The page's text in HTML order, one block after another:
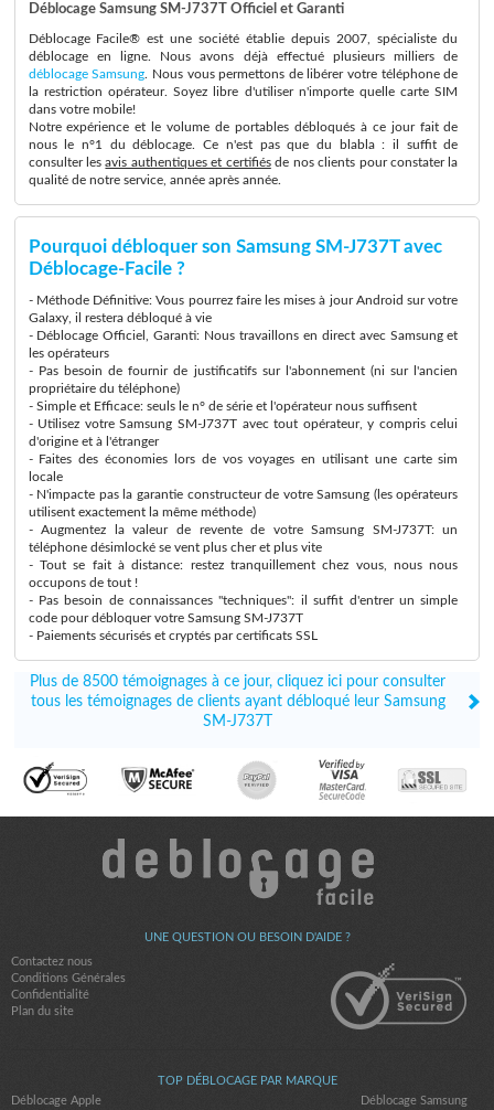
Déblocage Samsung SM-J737T Officiel et Garanti
Déblocage Facile® est une société établie depuis 2007, spécialiste du
déblocage en ligne. Nous avons déjà effectué plusieurs milliers de
déblocage Samsung . Nous vous permettons de libérer votre téléphone de
la restriction opérateur. Soyez libre d'utiliser n'importe quelle carte SIM
dans votre mobile!
Notre expérience et le volume de portables débloqués à ce jour fait de
nous le n°1 du déblocage. Ce n'est pas que du blabla : il suffit de
consulter lesavis authentiques et certifiésde nos clients pour constater la
qualité de notre service, année après année.
Pourquoi débloquer son Samsung SM-J737T avec
Déblocage-Facile ?
- Méthode Définitive: Vous pourrez faire les mises à jour Android sur votre
Galaxy, il restera débloqué à vie
- Déblocage Officiel, Garanti: Nous travaillons en direct avec Samsung et
les opérateurs
- Pas besoin de fournir de justificatifs sur l'abonnement (ni sur l'ancien
propriétaire du téléphone)
- Simple et Efficace: seuls le n° de série et l'opérateur nous suffisent
- Utilisez votre Samsung SM-J737T avec tout opérateur, y compris celui
d'origine et à l'étranger
- Faites des économies lors de vos voyages en utilisant une carte sim
locale
- N'impacte pas la garantie constructeur de votre Samsung (les opérateurs
utilisent exactement la même méthode)
- Augmentez la valeur de revente de votre Samsung SM-J737T: un
téléphone désimlocké se vent plus cher et plus vite
- Tout se fait à distance: restez tranquillement chez vous, nous nous
occupons de tout !
- Pas besoin de connaissances "techniques": il suffit d'entrer un simple
code pour débloquer votre Samsung SM-J737T
- Paiements sécurisés et cryptés par certificats SSL
Plus de 8500 témoignages à ce jour, cliquez ici pour consulter
tous les témoignages de clients ayant débloqué leur Samsung
SM-J737T
UNE QUESTION OU BESOIN D'AIDE ?
Contactez nous
Conditions Générales
Confidentialité
Plan du site
TOP DÉBLOCAGE PAR MARQUE
Déblocage Apple
Déblocage Samsung